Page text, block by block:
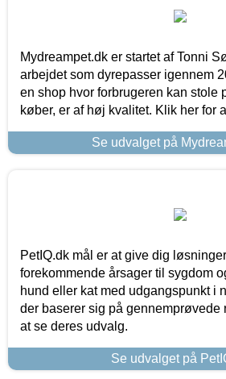
Mydreampet.dk er startet af Tonni
arbejdet som dyrepasser igennem
en shop hvor forbrugeren kan stole
køber, er af høj kvalitet. Klik her for
Se udvalget på
PetIQ.dk mål er at give dig
forekommende årsager til sygdom
hund eller kat med udgangspunkt i
der baserer sig på gennemprøvede
at se deres udvalg.
Se udvalget på